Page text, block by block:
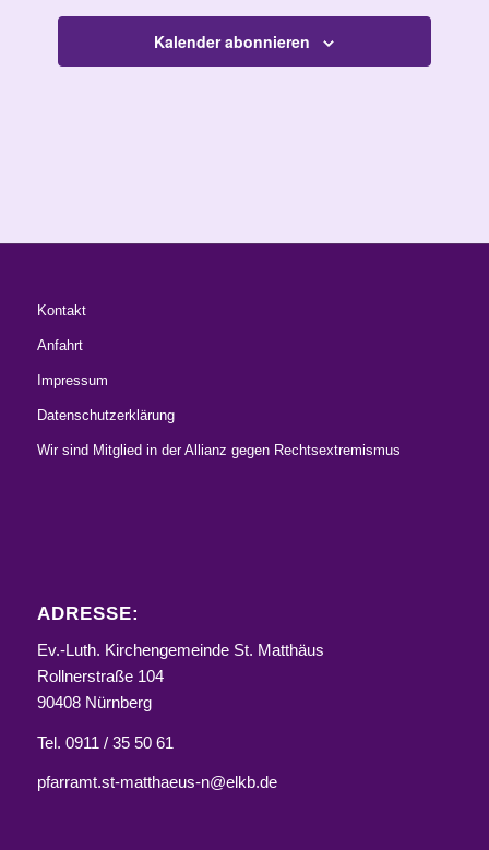
Kalender abonnieren
Kontakt
Anfahrt
Impressum
Datenschutzerklärung
Wir sind Mitglied in der Allianz gegen Rechtsextremismus
ADRESSE:
Ev.-Luth. Kirchengemeinde St. Matthäus
Rollnerstraße 104
90408 Nürnberg
Tel. 0911 / 35 50 61
pfarramt.st-matthaeus-n@elkb.de